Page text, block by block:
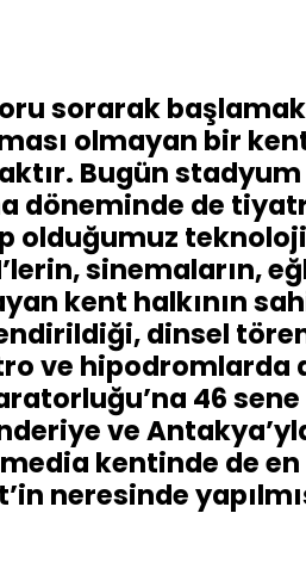
sorarak
olmayan bir kent
Bugün
döneminde de
olduğumuz
sinemaların,
kent halkının
dinsel
ve hipodromlarda
46
ve
kentinde de
neresinde